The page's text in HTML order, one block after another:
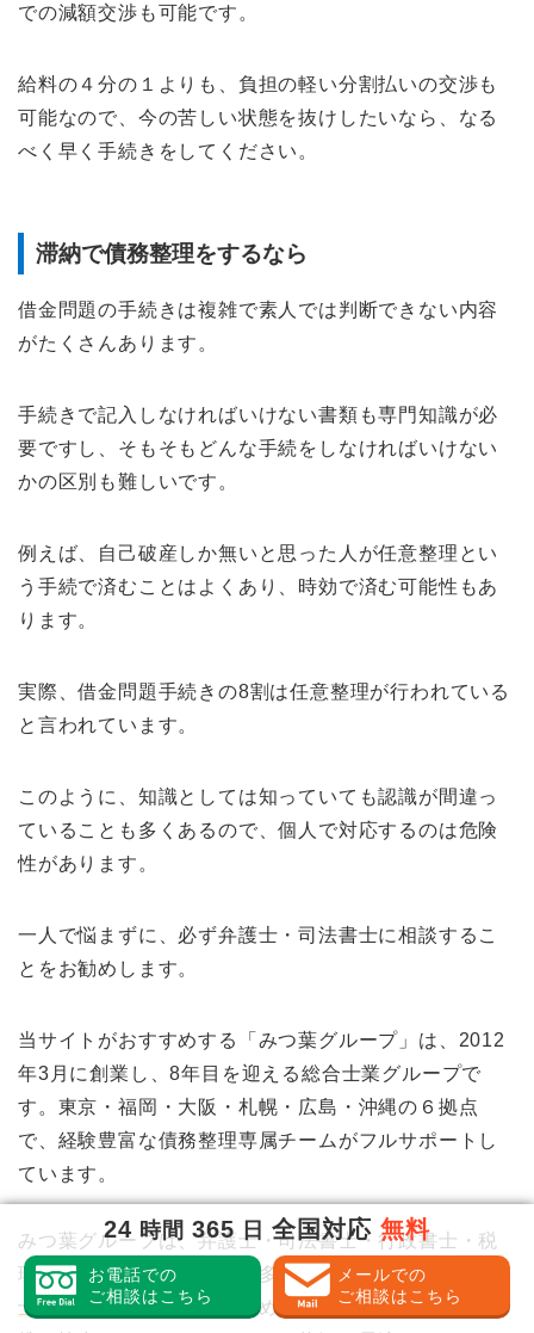
での減額交渉も可能です。
給料の４分の１よりも、負担の軽い分割払いの交渉も
可能なので、今の苦しい状態を抜けしたいなら、なる
べく早く手続きをしてください。
滞納で債務整理をするなら
借金問題の手続きは複雑で素人では判断できない内容
がたくさんあります。
手続きで記入しなければいけない書類も専門知識が必
要ですし、そもそもどんな手続をしなければいけない
かの区別も難しいです。
例えば、自己破産しか無いと思った人が任意整理とい
う手続で済むことはよくあり、時効で済む可能性もあ
ります。
実際、借金問題手続きの8割は任意整理が行われている
と言われています。
このように、知識としては知っていても認識が間違っ
ていることも多くあるので、個人で対応するのは危険
性があります。
一人で悩まずに、必ず弁護士・司法書士に相談するこ
とをお勧めします。
当サイトがおすすめする「みつ葉グループ」は、2012
年3月に創業し、8年目を迎える総合士業グループで
す。東京・福岡・大阪・札幌・広島・沖縄の６拠点
で、経験豊富な債務整理専属チームがフルサポートし
ています。
みつ葉グループは、弁護士・司法書士・行政書士・税
理士・土地家屋調査士など多数の専門家を有する
士業グループです。そのため、それぞれの専門家が連
24 時間 365日 全国対応 無料
お電話での
ご相談はこちら
メールでの
ご相談はこちら